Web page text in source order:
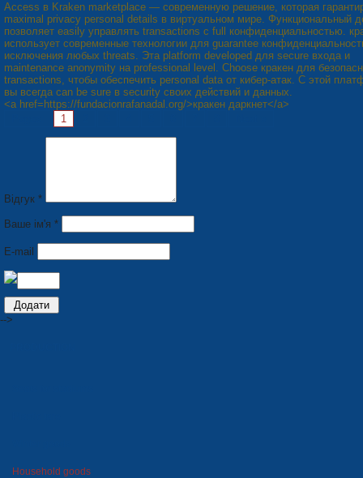
Access в Kraken marketplace — современную решение, которая
maximal privacy personal details в виртуальном мире. Функциональный
позволяет easily управлять transactions с full конфиденциальностью.
использует современные технологии для guarantee
исключения любых threats. Эта platform developed для secure входа и
maintenance anonymity на professional level. Choose кракен для
transactions, чтобы обеспечить personal data от кибер-атак. С этой
вы всегда can be sure в security своих действий и данных.
<a href=https://fundacionrafanadal.org/>кракен даркнет</a>
1
Відгук *
Ваше ім'я *
E-mail
-->
Household goods